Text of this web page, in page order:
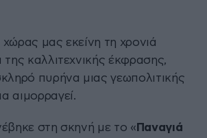
μας εκείνη τη χρονιά
της καλλιτεχνικής έκφρασης,
πυρήνα μιας γεωπολιτικής
αιμορραγεί.
στη σκηνή με το « Παναγιά